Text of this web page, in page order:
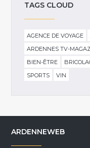
TAGS CLOUD
AGENCE DE VOYAGE
ARDENNES TV-
BIEN-ÊTRE
SPORTS
VIN
ARDENNEWEB